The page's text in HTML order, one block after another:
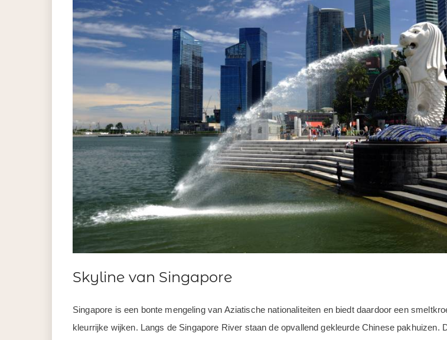
Skyline van Singapore
Singapore is een bonte mengeling van Aziatische nationaliteiten en biedt daardoor een
kleurrijke wijken. Langs de Singapore River staan de opvallend gekleurde Chinese pakhuizen.